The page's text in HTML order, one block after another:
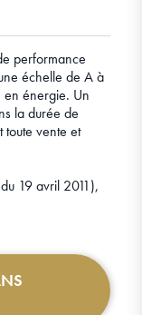
performance
échelle de A à
en énergie. Un
la durée de
vente et
19 avril 2011),